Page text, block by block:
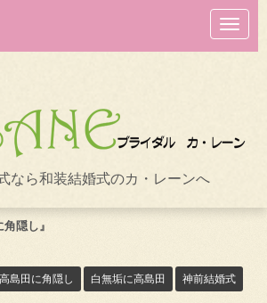
N
a
v
o
n
なら和装結婚式のカ・レーンへ
隠し』
島田に角隠し 白無垢に高島田 神前結婚式